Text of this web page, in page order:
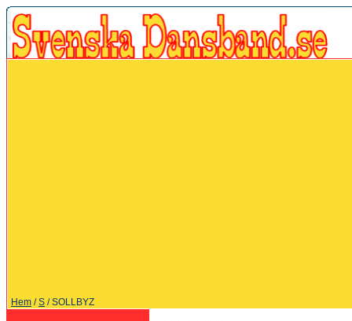
Hem /S / SOLLBYZ